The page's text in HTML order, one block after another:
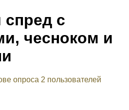
с
чесноком и
опроса 2 пользователей